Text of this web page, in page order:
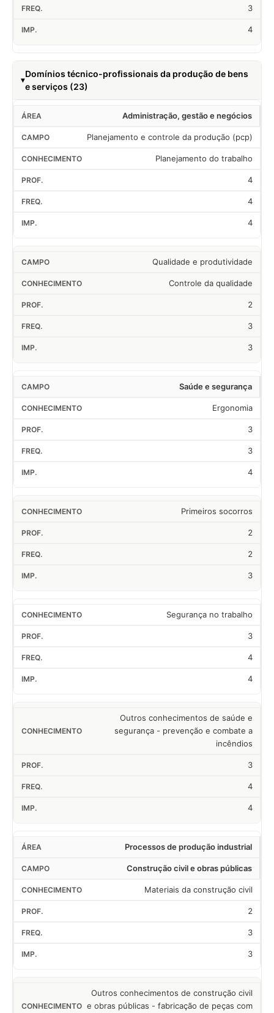
3
4
Domínios técnico-profissionais da produção de bens
e serviços (23)
Administração, gestão e negócios
Planejamento e controle da produção (pcp)
Planejamento do trabalho
4
4
4
Qualidade e produtividade
Controle da qualidade
2
3
3
Saúde e segurança
Ergonomia
3
3
4
Primeiros socorros
2
2
3
Segurança no trabalho
3
4
4
Outros conhecimentos de saúde e
segurança - prevenção e combate a
incêndios
3
4
4
Processos de produção industrial
Construção civil e obras públicas
Materiais da construção civil
2
3
3
Outros conhecimentos de construção civil
e obras públicas - fabricação de peças com